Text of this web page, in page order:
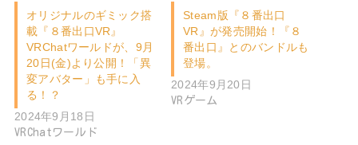
オリジナルのギミック搭
載『８番出口VR』
VRChatワールドが、9月
20日(金)より公開！「異
変アバター」も手に入
る！？
2024年9月18日
VRChatワールド
Steam版『８番出口
VR』が発売開始！『８
番出口』とのバンドルも
登場。
2024年9月20日
VRゲーム